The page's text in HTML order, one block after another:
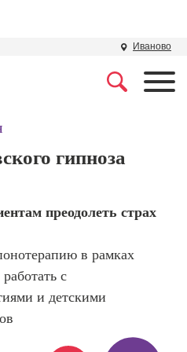
Иваново
поисковой
продвижение
Профессия
Менеджер по
гипноза
преодолеть страх
в рамках
с
и детскими